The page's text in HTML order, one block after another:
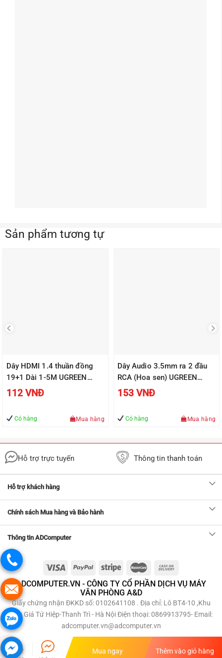
Sản phẩm tương tự
Dây HDMI 1.4 thuần đồng
19+1 Dài 1-5M UGREEN
HD104
112 VNĐ
Có hàng Mua hàng
Dây Audio 3.5mm ra 2 đầu
RCA (Hoa sen) UGREEN
AV116
153 VNĐ
Có hàng Mua hàng
Mua ngay Thêm vào giỏ hàng
Hỗ trợ trực tuyến Thông tin thanh toán
Hỗ trợ khách hàng
Chính sách Mua hàng và Bảo hành
Thông tin ADComputer
ADCOMPUTER.VN - CÔNG TY CỔ PHẦN DỊCH VỤ MÁY
VĂN PHÒNG A&D
Giấy chứng nhận ĐKKD số: 0102641108 . Địa chỉ: Lô BT4-10 ,Khu
Đấu Giá Tứ Hiệp-Thanh Trì - Hà Nội Điện thoại: 0869913795- Email:
adcomputer.vn@adcomputer.vn